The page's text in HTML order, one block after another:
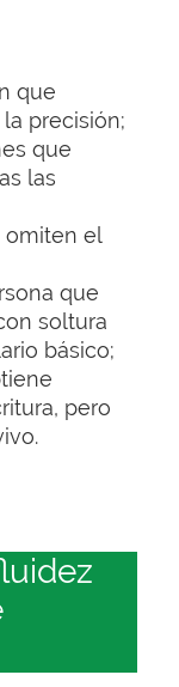
que
precisión;
que
las
omiten el
que
soltura
básico;
pero